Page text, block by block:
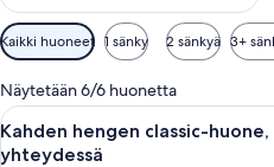
Huoneille
saatavilla
olevia
suodattimia
Kaikki huoneet 1 sänky 2 sänkyä 3+
Näytetään 6/6 huonetta
Avaa
kaikki
9
Kahden hengen classic-
yhteydessä